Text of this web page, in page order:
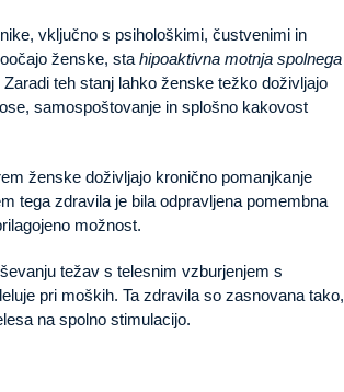
vključno s psihološkimi, čustvenimi in
ženske, sta hipoaktivna motnja spolnega
Zaradi teh stanj lahko ženske težko doživljajo
samospoštovanje in splošno kakovost
ženske doživljajo kronično pomanjkanje
tega zdravila je bila odpravljena pomembna
možnost.
težav s telesnim vzburjenjem s
pri moških. Ta zdravila so zasnovana tako,
na spolno stimulacijo.